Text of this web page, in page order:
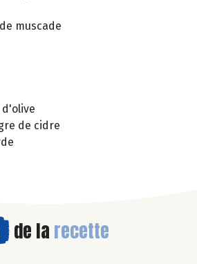
muscade
d'olive
de cidre
de la recette